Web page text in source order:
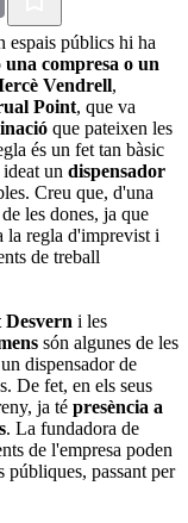
espais públics hi ha
una compresa o un
Vendrell,
Point, que va
que pateixen les
és un fet tan bàsic
un dispensador
Creu que, d'una
les dones, ja que
la regla d'imprevist i
de treball
Desvern i les
són algunes de les
dispensador de
De fet, en els seus
ja té presència a
. La fundadora de
de l'empresa poden
públiques, passant per